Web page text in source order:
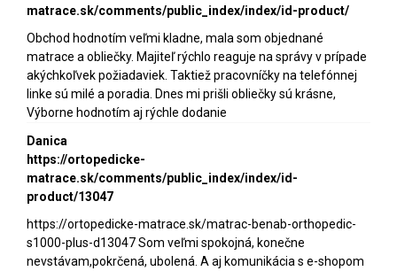
matrace.sk/comments/public_index/index/id-product/
Obchod hodnotím veľmi kladne, mala som objednané
matrace a obliečky. Majiteľ rýchlo reaguje na správy v prípade
akýchkoľvek požiadaviek. Taktiež pracovníčky na telefónnej
linke sú milé a poradia. Dnes mi prišli obliečky sú krásne,
Výborne hodnotím aj rýchle dodanie
Danica
https://ortopedicke-
matrace.sk/comments/public_index/index/id-
product/13047
https://ortopedicke-matrace.sk/matrac-benab-orthopedic-
s1000-plus-d13047 Som veľmi spokojná, konečne
nevstávam,pokrčená, ubolená. A aj komunikácia s e-shopom